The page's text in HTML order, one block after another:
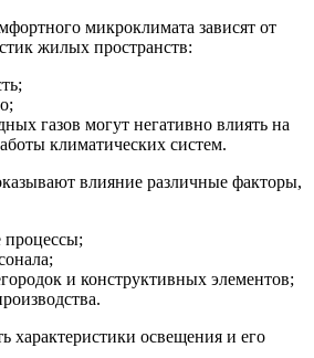
микроклимата зависят от
жилых пространств:
газов могут негативно влиять на
климатических систем.
влияние различные факторы,
процессы;
и конструктивных элементов;
характеристики освещения и его